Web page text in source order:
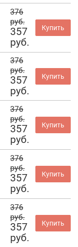
376
руб.
357
руб.
Купить
376
руб.
357
руб.
Купить
376
руб.
357
руб.
Купить
376
руб.
357
руб.
Купить
376
руб.
357
руб.
Купить